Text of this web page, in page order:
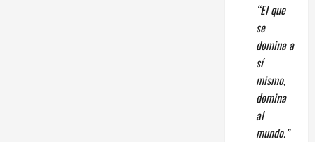
“El que
se
domina a
sí
mismo,
domina
al
mundo.”